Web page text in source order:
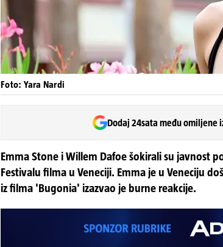
Foto: Yara Nardi
Dodaj 24sata među omiljene
Emma Stone i Willem Dafoe šokirali su javnost
Festivalu filma u Veneciji. Emma je u Veneciju
iz filma 'Bugonia' izazvao je burne reakcije.